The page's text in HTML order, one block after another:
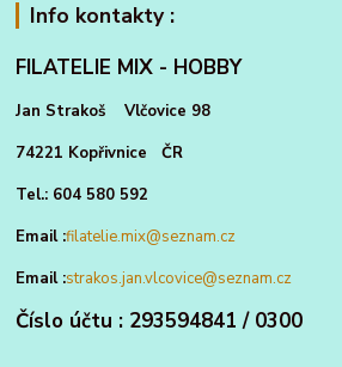
Info kontakty :
FILATELIE MIX - HOBBY
Jan Strakoš Vlčovice 98
74221 Kopřivnice ČR
Tel.: 604 580 592
Email :filatelie.mix@seznam.cz
Email :strakos.jan.vlcovice@seznam.cz
Číslo účtu : 293594841 / 0300